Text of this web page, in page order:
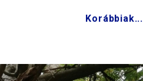
Korábbiak...